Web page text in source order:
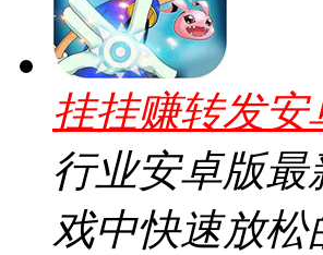
挂挂赚转发安
行业安卓版
戏中快速放